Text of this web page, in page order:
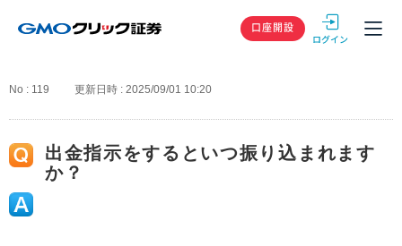
GMOクリック
口座開設
No : 119 更新日時 : 2025/09/01 10:20
出金指示をするといつ振り込まれます
か？